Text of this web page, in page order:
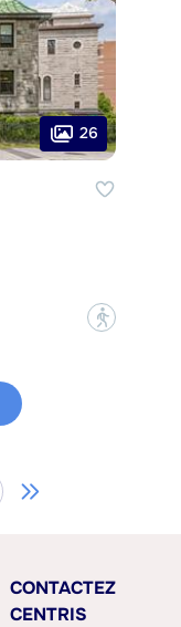
26
?
CONTACTEZ
CENTRIS